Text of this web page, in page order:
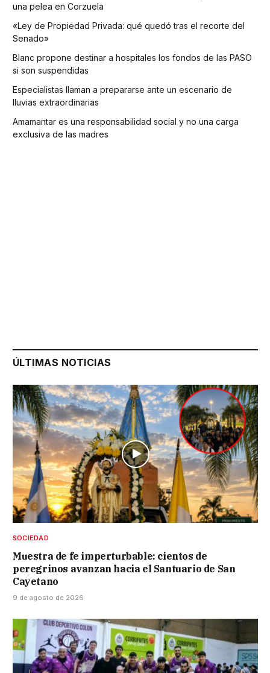
una pelea en Corzuela
«Ley de Propiedad Privada: qué quedó tras el recorte del
Senado»
Blanc propone destinar a hospitales los fondos de las PASO
si son suspendidas
Especialistas llaman a prepararse ante un escenario de
lluvias extraordinarias
Amamantar es una responsabilidad social y no una carga
exclusiva de las madres
ÚLTIMAS NOTICIAS
SOCIEDAD
Muestra de fe imperturbable: cientos de
peregrinos avanzan hacia el Santuario de San
Cayetano
9 de agosto de 2026